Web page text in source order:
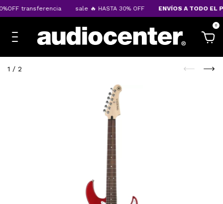
transferencia sale 🔥 HASTA 30% OFF ENVÍOS A TODO EL
0
1 / 2